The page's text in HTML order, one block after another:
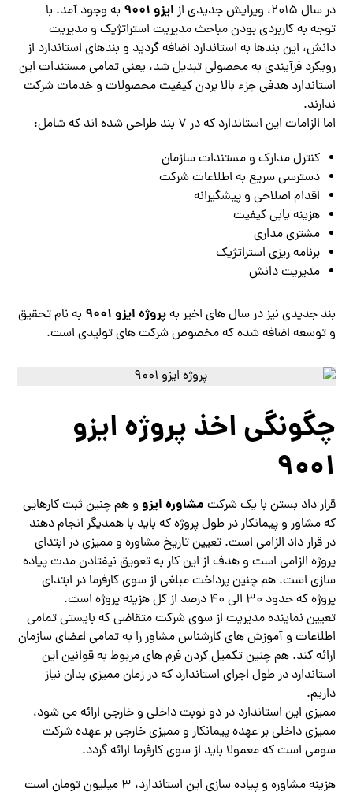
در سال 2015، ویرایش جدیدی از ایزو 9001
به وجود آمد. با
توجه به کاربردی بودن مباحث مدیریت استراتژیک و مدیریت
دانش، این بندها به استاندارد اضافه گردید و بندهای استاندارد از
رویکرد فرآیندی به محصولی تبدیل شد، یعنی تمامی مستندات این
استاندارد هدفی جزء بالا بردن کیفیت محصولات و خدمات شرکت
ندارند.
اما الزامات این استاندارد که در 7 بند طراحی شده اند که شامل:
کنترل مدارک و مستندات سازمان
دسترسی سریع به اطلاعات شرکت
اقدام اصلاحی و پیشگیرانه
هزینه یابی کیفیت
مشتری مداری
برنامه ریزی استراتژیک
مدیریت دانش
بند جدیدی نیز در سال های اخیر بهپروژه ایزو 9001
به نام تحقیق
و توسعه اضافه شده که مخصوص شرکت های تولیدی است.
چگونگی اخذ پروژه ایزو
9001
قرار داد بستن با یک شرکت مشاوره ایزو و هم چنین ثبت کارهایی
که مشاور و پیمانکار در طول پروژه که باید با همدیگر انجام دهند
در قرار داد الزامی است. تعیین تاریخ مشاوره و ممیزی در ابتدای
پروژه الزامی است و هدف از این کار به تعویق نیفتادن مدت پیاده
سازی است. هم چنین پرداخت مبلغی از سوی کارفرما در ابتدای
پروژه که حدود 30 الی 40 درصد از کل هزینه پروژه است.
تعیین نماینده مدیریت از سوی شرکت متقاضی که بایستی تمامی
اطلاعات و آموزش های کارشناس مشاور را به تمامی اعضای سازمان
ارائه کند. هم چنین تکمیل کردن فرم های مربوط به قوانین این
استاندارد در طول اجرای استاندارد که در زمان ممیزی بدان نیاز
داریم.
ممیزی این استاندارد در دو نوبت داخلی و خارجی ارائه می شود،
ممیزی داخلی بر عهده پیمانکار و ممیزی خارجی بر عهده شرکت
سومی است که معمولا باید از سوی کارفرما ارائه گردد.
هزینه مشاوره و پیاده سازی این استاندارد، 3 میلیون تومان است